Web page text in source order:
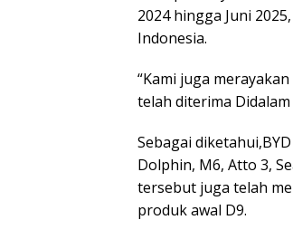
2024 hingga Juni
Indonesia.
“Kami juga
telah diterima
Sebagai
Dolphin, M6, Atto 3,
tersebut juga telah
produk awal D9.